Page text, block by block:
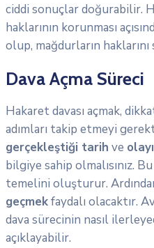
ciddi sonuçlar doğurabilir.
haklarının korunması
olup, mağdurların haklarını
Dava Açma Süreci
Hakaret davası açmak,
adımları takip etmeyi
gerçekleştiği tarih ve
bilgiye sahip olmalısınız.
temelini oluşturur.
geçmekfaydalı olacaktır.
dava sürecinin nasıl
açıklayabilir.